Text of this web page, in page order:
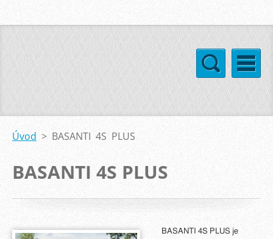
Úvod > BASANTI 4S PLUS
BASANTI 4S PLUS
BASANTI 4S PLUS je